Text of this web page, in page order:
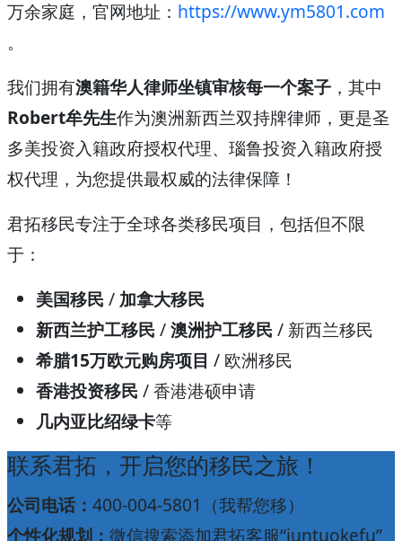
万余家庭，官网地址： https://www.ym5801.com
。
我们拥有澳籍华人律师坐镇审核每一个案子 ，其中
Robert牟先生作为澳洲新西兰双持牌律师，更是圣
多美投资入籍政府授权代理、瑙鲁投资入籍政府授
权代理，为您提供最权威的法律保障！
君拓移民专注于全球各类移民项目，包括但不限
于：
美国移民 / 加拿大移民
新西兰护工移民 /澳洲护工移民 / 新西兰移民
希腊15万欧元购房项目 / 欧洲移民
香港投资移民 / 香港港硕申请
几内亚比绍绿卡等
联系君拓，开启您的移民之旅！
公司电话： 400-004-5801（我帮您移）
个性化规划： 微信搜索添加君拓客服“juntuokefu”